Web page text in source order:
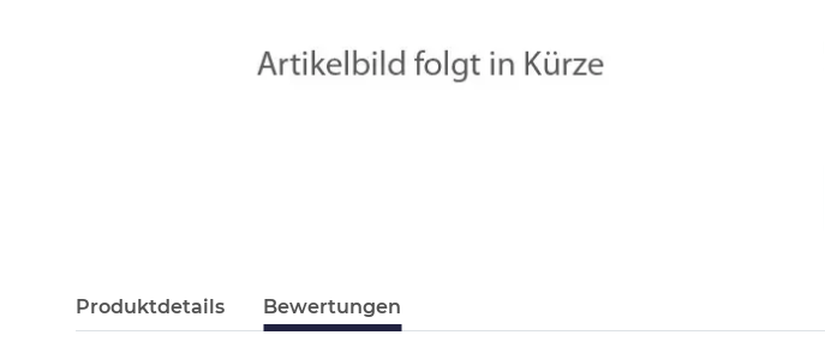
Produktdetails Bewertungen